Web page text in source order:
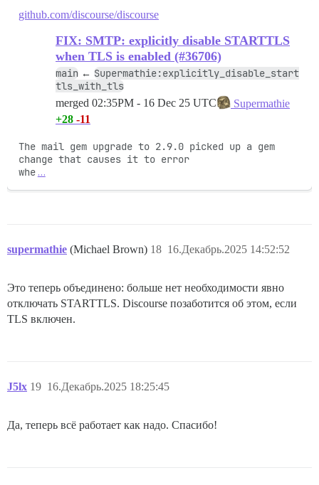
github.com/discourse/discourse
FIX: SMTP: explicitly disable STARTTLS
when TLS is enabled (#36706)
main ← Supermathie:explicitly_disable_start
tls_with_tls
merged 02:35PM - 16 Dec 25 UTC
Supermathie
+28 -11
The mail gem upgrade to 2.9.0 picked up a gem
change that causes it to error
whe …
supermathie (Michael Brown) 16.Декабрь.2025 14:52:52
18
Это теперь объединено: больше нет необходимости явно
отключать STARTTLS. Discourse позаботится об этом, если
TLS включен.
J5lx 16.Декабрь.2025 18:25:45
19
Да, теперь всё работает как надо. Спасибо!